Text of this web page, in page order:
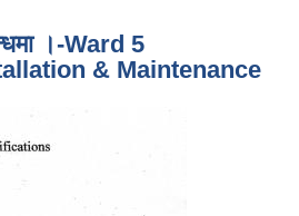
।-Ward 5
& Maintenance